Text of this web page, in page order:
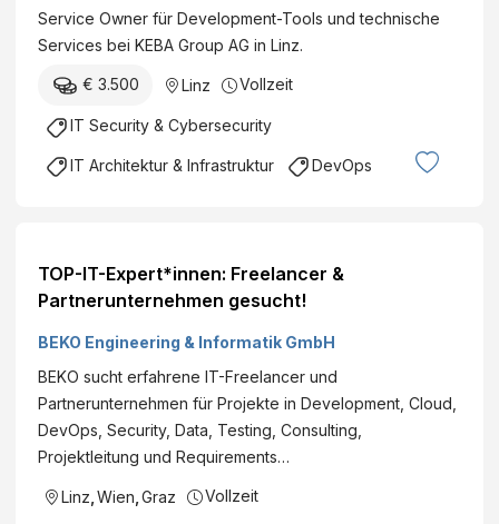
Service Owner für Development-Tools und technische
Services bei KEBA Group AG in Linz.
€ 3.500 Linz Vollzeit
IT Security & Cybersecurity
IT Architektur & Infrastruktur DevOps
TOP-IT-Expert*innen: Freelancer &
Partnerunternehmen gesucht!
BEKO Engineering & Informatik GmbH
BEKO sucht erfahrene IT-Freelancer und
Partnerunternehmen für Projekte in Development, Cloud,
DevOps, Security, Data, Testing, Consulting,
Projektleitung und Requirements…
Linz Wien Graz Vollzeit